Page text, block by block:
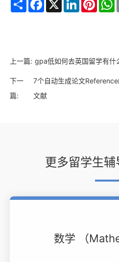
上一篇: gpa低如何去英国留学有什
下一
篇:
7个自动生成论文
文献
更多留学生
数学 （